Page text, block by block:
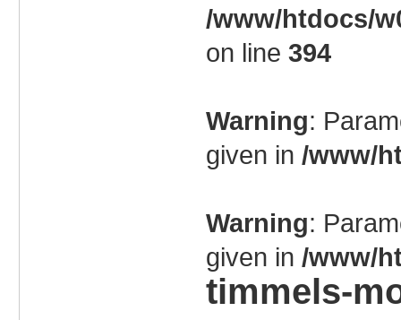
/www/htdocs/
on line 394
Warning:
given in /www/
Warning:
given in /www/
timmels-